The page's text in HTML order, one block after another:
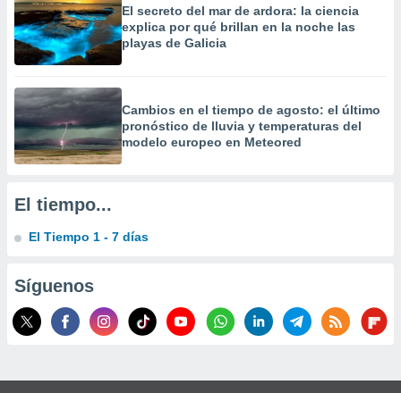
crear un
la
contenido
medir el
de la
el
de
a través
de
uso de
con el
El secreto del mar de ardora: la ciencia
explica por qué brillan en la noche las
playas de Galicia
Cambios en el tiempo de agosto: el último
pronóstico de lluvia y temperaturas del
modelo europeo en Meteored
El tiempo...
El Tiempo 1 - 7 días
Síguenos